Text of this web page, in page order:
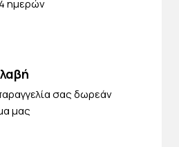
ημερών
σας δωρεάν
μας